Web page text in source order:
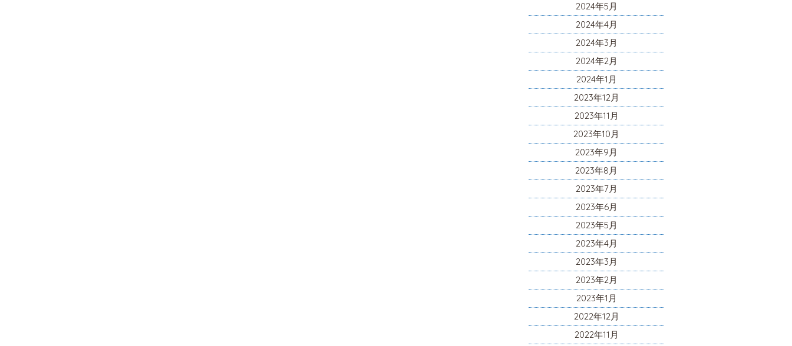
2024年5月
2024年4月
2024年3月
2024年2月
2024年1月
2023年12月
2023年11月
2023年10月
2023年9月
2023年8月
2023年7月
2023年6月
2023年5月
2023年4月
2023年3月
2023年2月
2023年1月
2022年12月
2022年11月